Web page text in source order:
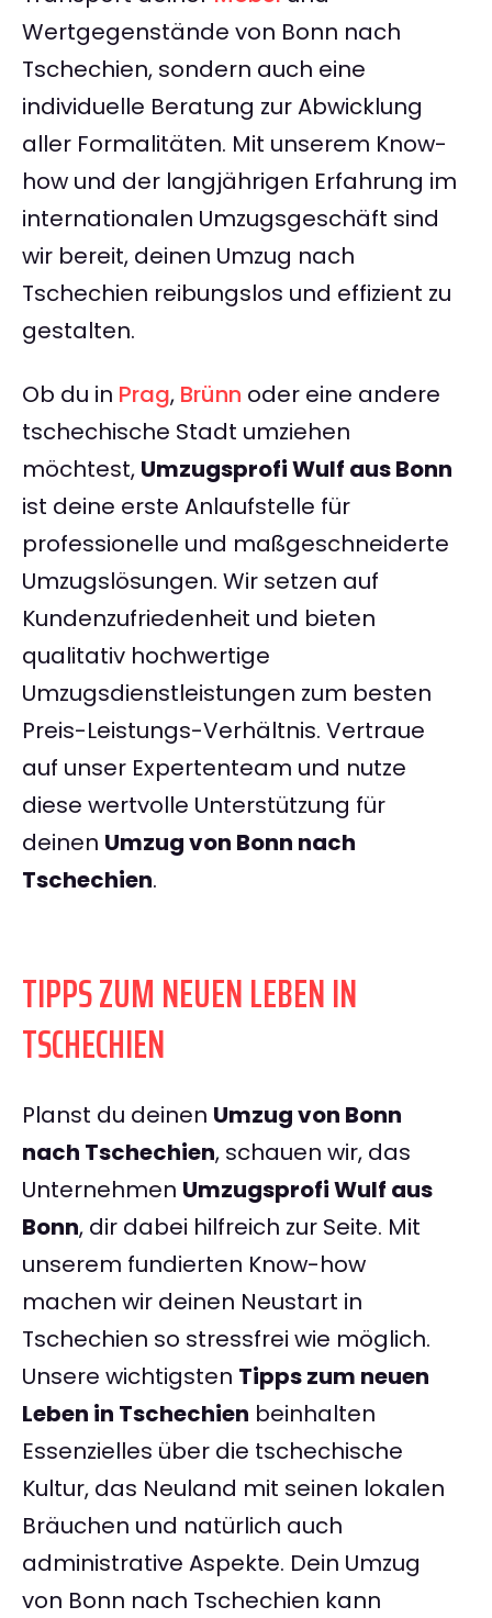
Wertgegenstände von Bonn nach
Tschechien, sondern auch eine
individuelle Beratung zur Abwicklung
aller Formalitäten. Mit unserem Know-
how und der langjährigen Erfahrung im
internationalen Umzugsgeschäft sind
wir bereit, deinen Umzug nach
Tschechien reibungslos und effizient zu
gestalten.
Ob du in Prag, Brünn oder eine andere
tschechische Stadt umziehen
möchtest, Umzugsprofi Wulf aus Bonn
ist deine erste Anlaufstelle für
professionelle und maßgeschneiderte
Umzugslösungen. Wir setzen auf
Kundenzufriedenheit und bieten
qualitativ hochwertige
Umzugsdienstleistungen zum besten
Preis-Leistungs-Verhältnis. Vertraue
auf unser Expertenteam und nutze
diese wertvolle Unterstützung für
deinen Umzug von Bonn nach
Tschechien.
TIPPS ZUM NEUEN LEBEN IN
TSCHECHIEN
Planst du deinen Umzug von Bonn
nach Tschechien, schauen wir, das
Unternehmen Umzugsprofi Wulf aus
Bonn, dir dabei hilfreich zur Seite. Mit
unserem fundierten Know-how
machen wir deinen Neustart in
Tschechien so stressfrei wie möglich.
Unsere wichtigsten Tipps zum neuen
Leben in Tschechien beinhalten
Essenzielles über die tschechische
Kultur, das Neuland mit seinen lokalen
Bräuchen und natürlich auch
administrative Aspekte. Dein Umzug
von Bonn nach Tschechien kann